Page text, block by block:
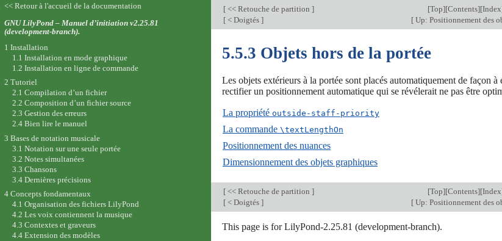
[ << Retouche de partition ] [Top][Contents][Index
[ < Doigtés ] [ Up: Positionnement des
5.5.3 Objets hors de la portée
Les objets extérieurs à la portée sont placés automatiquement de façon
rectifier un positionnement automatique qui se révélerait ne pas être
La propriété outside-staff-priority
La commande \textLengthOn
Positionnement des nuances
Dimensionnement des objets graphiques
[ << Retouche de partition ] [Top][Contents][Index
[ < Doigtés ] [ Up: Positionnement des
This page is for LilyPond-2.25.81 (development-branch).
<< Retour à l'accueil de la documentation
GNU LilyPond – Manuel d’initiation v2.25.81
(development-branch).
1 Installation
1.1 Installation en mode graphique
1.2 Installation en ligne de commande
2 Tutoriel
2.1 Compilation d’un fichier
2.2 Composition d’un fichier source
2.3 Gestion des erreurs
2.4 Bien lire le manuel
3 Bases de notation musicale
3.1 Notation sur une seule portée
3.2 Notes simultanées
3.3 Chansons
3.4 Dernières précisions
4 Concepts fondamentaux
4.1 Organisation des fichiers LilyPond
4.2 Les voix contiennent la musique
4.3 Contextes et graveurs
4.4 Extension des modèles